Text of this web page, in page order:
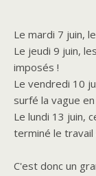
Le mardi 7 juin,
Le jeudi 9 juin,
imposés !
Le vendredi 10
surfé la vague
Le lundi 13 juin,
terminé le travail
C'est donc un